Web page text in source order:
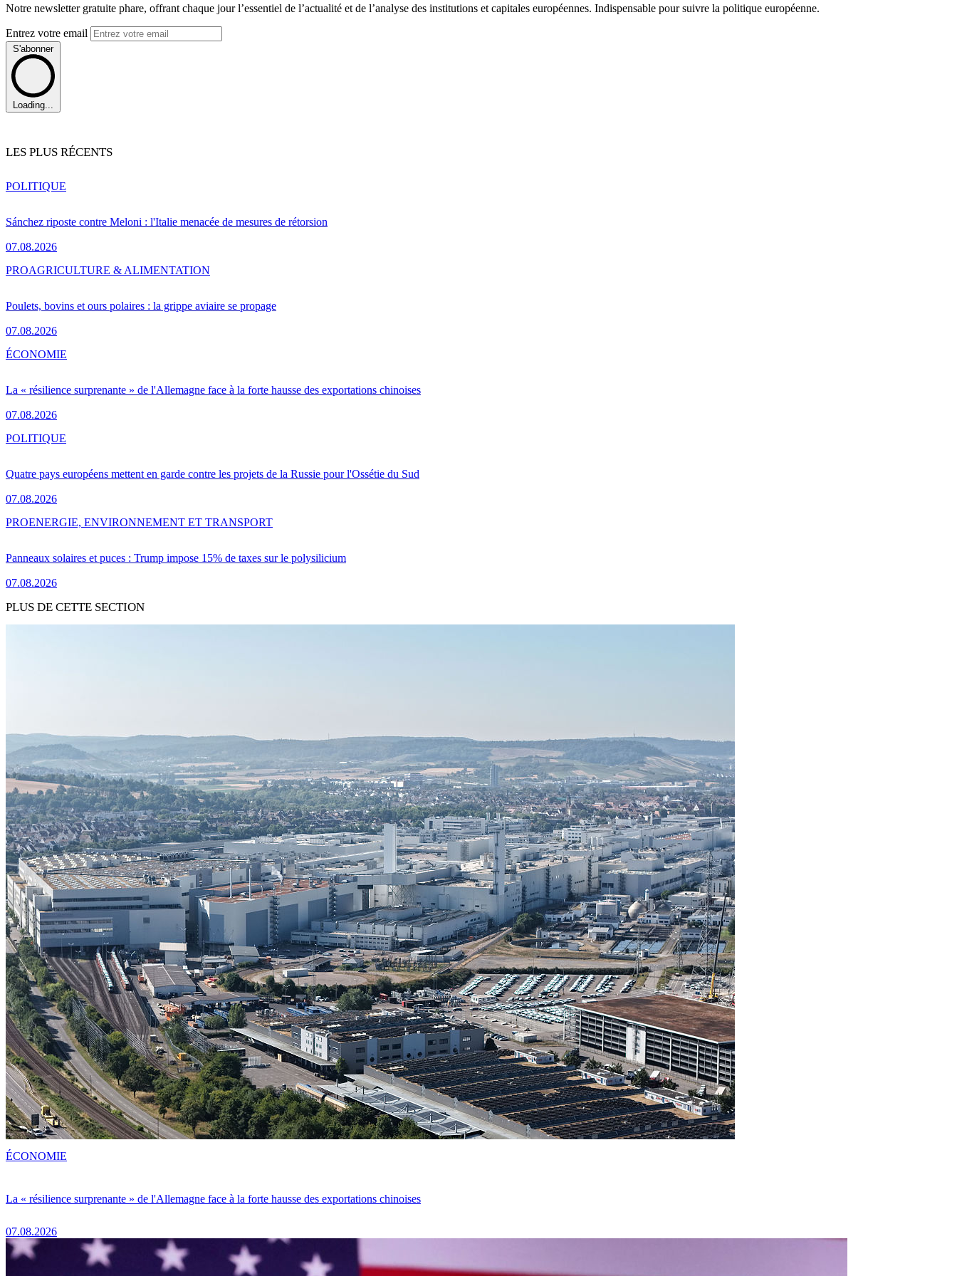
Notre newsletter gratuite phare, offrant chaque jour l’essentiel de l’actualité et de l’analyse des institutions et capitales européennes. Indispensable pour suivre la politique européenne.
Entrez votre email
S'abonner
Loading...
LES PLUS RÉCENTS
Sánchez riposte contre Meloni : l'Italie menacée de mesures de rétorsion
07.08.2026
POLITIQUE
Poulets, bovins et ours polaires : la grippe aviaire se propage
07.08.2026
PROAGRICULTURE & ALIMENTATION
La « résilience surprenante » de l'Allemagne face à la forte hausse des exportations chinoises
07.08.2026
ÉCONOMIE
Quatre pays européens mettent en garde contre les projets de la Russie pour l'Ossétie du Sud
07.08.2026
POLITIQUE
Panneaux solaires et puces : Trump impose 15% de taxes sur le polysilicium
07.08.2026
PROENERGIE, ENVIRONNEMENT ET TRANSPORT
PLUS DE CETTE SECTION
La « résilience surprenante » de l'Allemagne face à la forte hausse des exportations chinoises
07.08.2026
ÉCONOMIE